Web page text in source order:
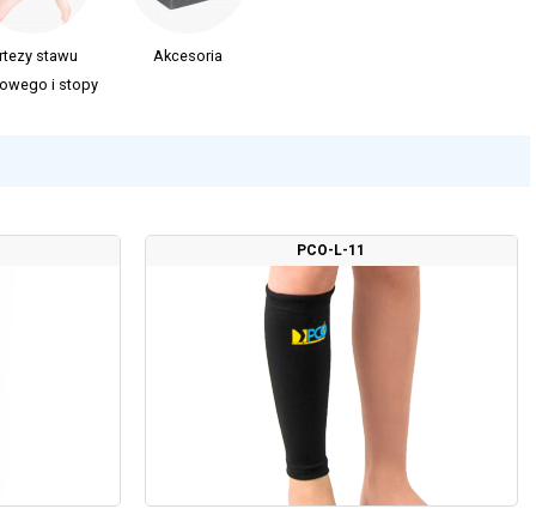
stawu
i stopy
Akcesoria
PCO-L-11